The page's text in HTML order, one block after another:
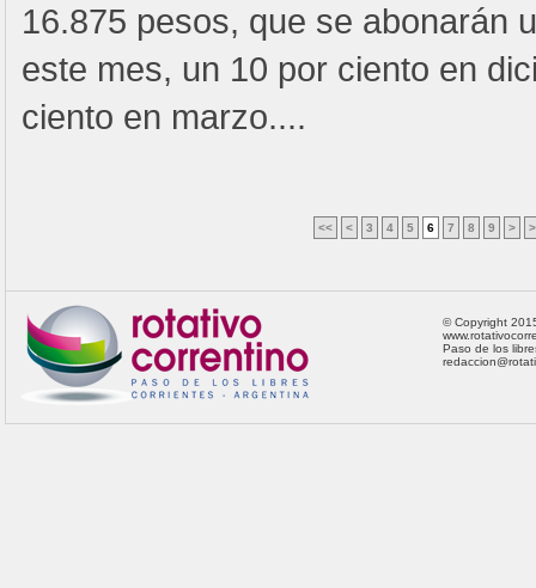
16.875 pesos, que se abonarán
este mes, un 10 por ciento en
ciento en marzo....
<< < 3 4 5 6 7 8 9 >
© Copyright
Paso de los